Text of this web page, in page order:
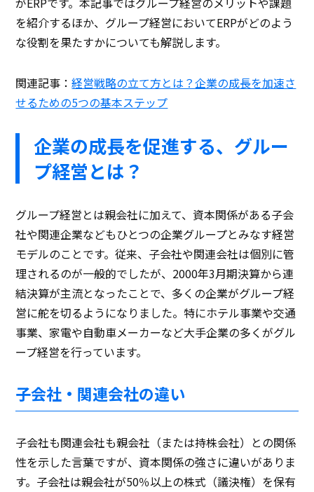
を紹介するほか、グループ経営においてERPがどのよう
な役割を果たすかについても解説します。
関連記事：経営戦略の立て方とは？企業の成長を加速さ
せるための5つの基本ステップ
企業の成長を促進する、グルー
プ経営とは？
グループ経営とは親会社に加えて、資本関係がある子会
社や関連企業などもひとつの企業グループとみなす経営
モデルのことです。従来、子会社や関連会社は個別に管
理されるのが一般的でしたが、2000年3月期決算から連
結決算が主流となったことで、多くの企業がグループ経
営に舵を切るようになりました。特にホテル事業や交通
事業、家電や自動車メーカーなど大手企業の多くがグル
ープ経営を行っています。
子会社・関連会社の違い
子会社も関連会社も親会社（または持株会社）との関係
性を示した言葉ですが、資本関係の強さに違いがありま
す。子会社は親会社が50％以上の株式（議決権）を保有